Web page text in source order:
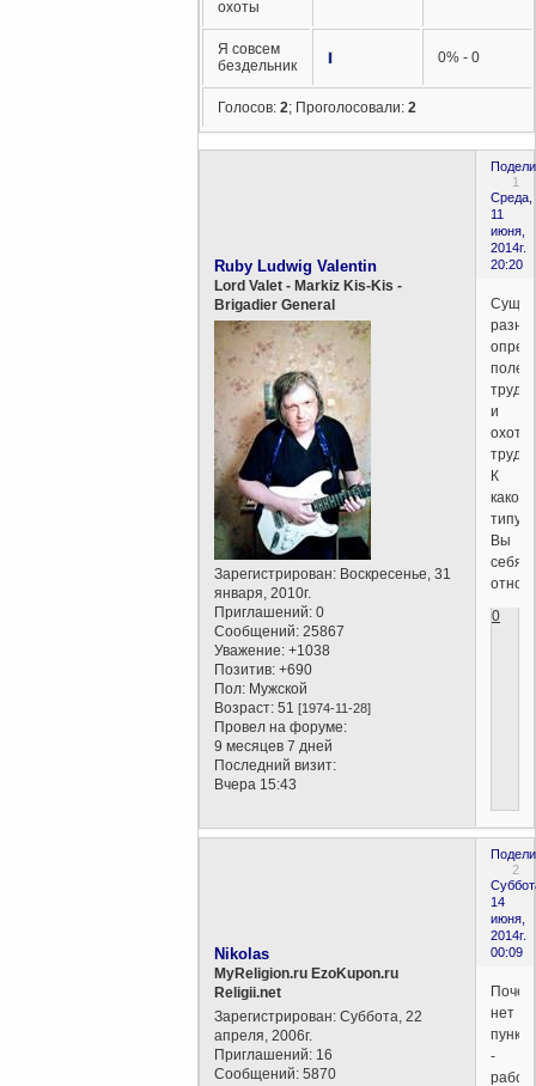
охоты
Я совсем
бездельник
0% - 0
Голосов:2; Проголосовали:2
1
Среда,
11
июня,
2014г.
20:20
Ruby Ludwig Valentin
Lord Valet - Markiz Kis-Kis -
Brigadier General
Зарегистрирован: Воскресенье, 31
января, 2010г.
Приглашений: 0
Сообщений: 25867
Уважение: +1038
Позитив: +690
Пол: Мужской
Возраст: 51[1974-11-28]
Провел на форуме:
9 месяцев 7 дней
Последний визит:
Вчера 15:43
труда
и
охоты
К
какому
типу
Вы
себя
0
2
14
июня,
2014г.
00:09
Nikolas
MyReligion.ru EzoKupon.ru
Religii.net
Зарегистрирован: Суббота, 22
апреля, 2006г.
Приглашений: 16
Сообщений: 5870
нет
пункта
-